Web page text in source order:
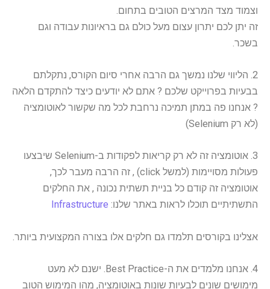
וצמוד מצד המרצים הטובים בתחום.
זה יתן לכם יתרון עצום מעל כולם גם בראיונות עבודה וגם
בשכר.
2. הליווי שלנו נמשך גם הרבה אחרי סיום הקורס, נתקלתם
בבעיות בפרוייקט שלכם ? אתם לא יודעים כיצד להתקדם הלאה
? אנחנו פה במתן תמיכה נרחבת לכל מה שקשור לאוטומציה
(לא רק Selenium)
3. אוטומציה זה לא רק קריאות לפקודות ב-Selenium שיבצעו
פעולות מסויימות (למשל click) , זה הרבה מעבר לכך,
אוטומציה זה קודם כל בניית תשתית נכונה , את החלקים
התשתיתיים תוכלו לראות באתר שלנו: Infrastructure
אצלינו בקורסים תלמדו גם חלקים אלו בצורה המקצועית ביותר.
4. אנחנו מלמדים את ה-Best Practice. ישנם לא מעט
מימושים שונים לבעיות שונות באוטומציה, מהו המימוש הטוב